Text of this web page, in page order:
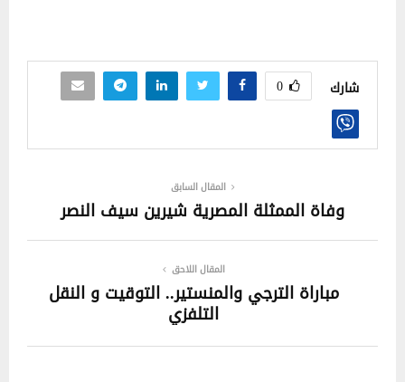
شارك 0
المقال السابق
وفاة الممثلة المصرية شيرين سيف النصر
المقال اللاحق
مباراة الترجي والمنستير.. التوقيت و النقل
التلفزي